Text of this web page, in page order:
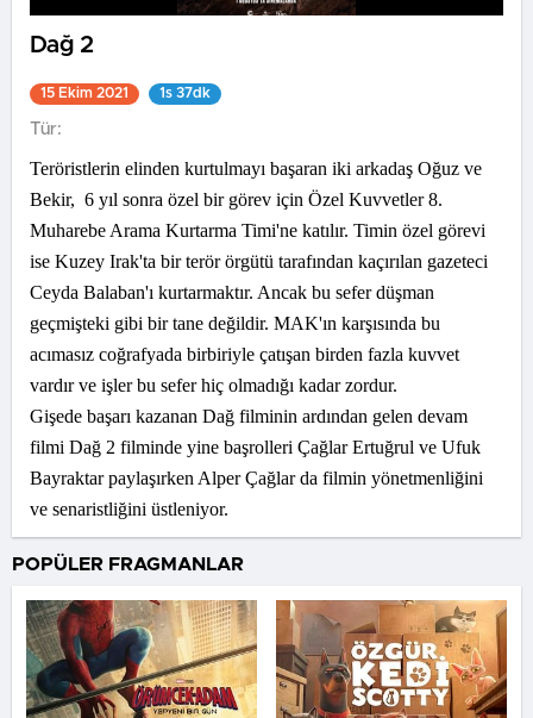
Dağ 2
15 Ekim 2021 1s 37dk
Tür:
Teröristlerin elinden kurtulmayı başaran iki arkadaş Oğuz ve
Bekir, 6 yıl sonra özel bir görev için Özel Kuvvetler 8.
Muharebe Arama Kurtarma Timi'ne katılır. Timin özel görevi
ise Kuzey Irak'ta bir terör örgütü tarafından kaçırılan gazeteci
Ceyda Balaban'ı kurtarmaktır. Ancak bu sefer düşman
geçmişteki gibi bir tane değildir. MAK'ın karşısında bu
acımasız coğrafyada birbiriyle çatışan birden fazla kuvvet
vardır ve işler bu sefer hiç olmadığı kadar zordur.
Gişede başarı kazanan Dağ filminin ardından gelen devam
filmi Dağ 2 filminde yine başrolleri Çağlar Ertuğrul ve Ufuk
Bayraktar paylaşırken Alper Çağlar da filmin yönetmenliğini
ve senaristliğini üstleniyor.
POPÜLER FRAGMANLAR